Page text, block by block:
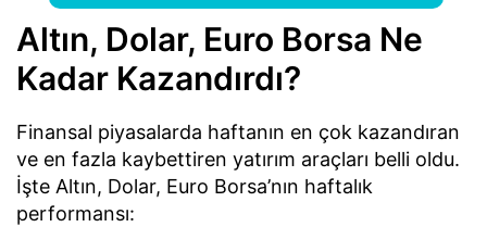
Altın, Dolar, Euro Borsa Ne
Kadar Kazandırdı?
Finansal piyasalarda haftanın en çok kazandıran
ve en fazla kaybettiren yatırım araçları belli oldu.
İşte Altın, Dolar, Euro Borsa’nın haftalık
performansı: